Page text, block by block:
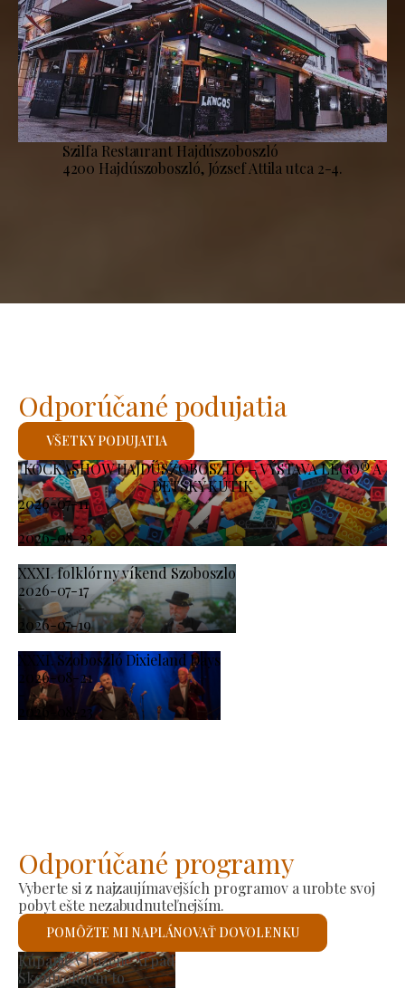
Szilfa Restaurant Hajdúszoboszló
4200 Hajdúszoboszló, József Attila utca 2-4.
KOCKASHOW HAJDÚSZOBOSZLÓ – VÝSTAVA LEGO® A
DETSKÝ KÚTIK
2026-07-11
-
2026-08-23
XXXI. folklórny víkend Szoboszlo
2026-07-17
-
2026-07-19
XXXI. Szoboszló Dixieland Days
2026-08-21
-
2026-08-23
Odporúčané podujatia
VŠETKY PODUJATIA
Odporúčané programy
Vyberte si z najzaujímavejších programov a urobte svoj
pobyt ešte nezabudnuteľnejším.
POMÔŽTE MI NAPLÁNOVAŤ DOVOLENKU
Trh výrobcov
Skontrolujem to